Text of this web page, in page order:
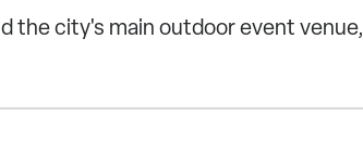
the city's main outdoor event venue,